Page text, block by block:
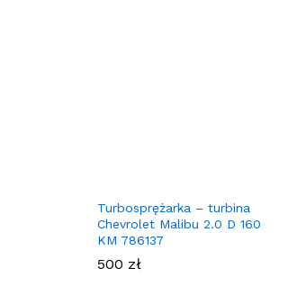
Turbosprężarka – turbina
Chevrolet Malibu 2.0 D 160
KM 786137
500 zł